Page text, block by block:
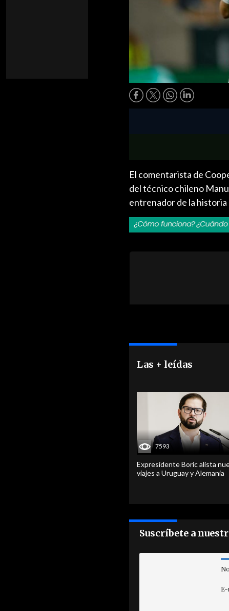
El comentarista de
del técnico chileno
entrenador de la
Las + leídas
7593
Expresidente Boric alista
viajes a Uruguay y Alemania
Suscríbete a
E-